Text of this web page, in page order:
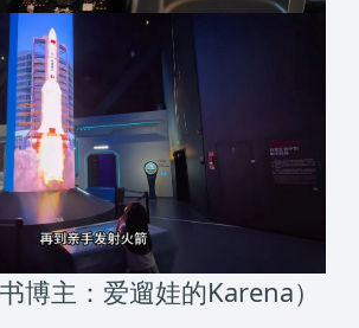
博主：爱遛娃的Karena）